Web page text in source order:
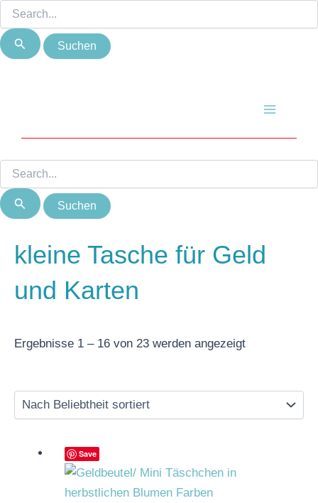
Zum
Inhalt
springen
nach:
nach:
kleine Tasche für Geld
und Karten
Ergebnisse 1 – 16 von 23 werden angezeigt
Beliebtheit
Save